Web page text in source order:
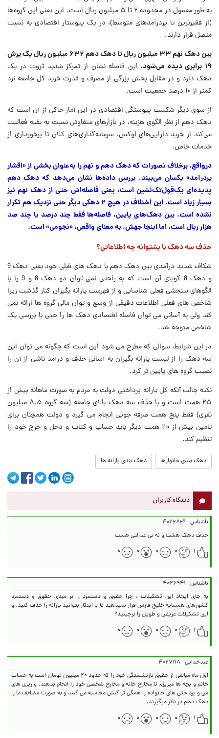
به طور معمول در محدوده ۲ تا ۵ میلیون ریال است. این یعنی این گروه‌ها
(از فقیرترین تا پردرآمدهای متوسط)، در یک پیوستار اقتصادی به نسبت
متصل قرار دارند.
بین دهک نهم ۳۳ میلیون ریال تا دهک دهم ۶۳۲ میلیون ریال یک پرش
۱۹ برابری دیده می‌شود.
این فاصله نشان از تمرکز شدید ثروت در یک
دهک دارد و در مقابل بخش بزرگی از مصرف و قدرت خرید کل جامعه نزد
کمتر از ۱۰ درصد جمعیت است.
از سوی دیگر شکست پیوستگی اقتصادی در این آمار حاکی از آن است که
دهک دهم از نظر الگوی هزینه، در بازارهای متفاوتی نسبت به بقیه فعالیت
می‌کند از خرید دارایی‌های لوکس، سرمایه‌گذاری‌های کلان تا برخورداری از
خدمات خاص.
درواقع، برخلاف تصورات که دهک دهم و نهم را به‌عنوان بخشی از «اقشار
پردرآمد» یکسان می‌بیند، بررسی داده‌ها نشان می‌دهد که دهک دهم
پدیده‌ای یک‌قول‌تک‌نشین است، یعنی فاصله‌اش حتی از دهک نهم نیز
بسیار زیاد است.
این اختلاف در هیچ ۲ دهکی دیگر حتی نزدیک هم تکرار
نشده است. بین دهک‌های پایین، فاصله‌ها فقط چند درصد یا چند صد
هزار ریال است، اما اینجا جهش، به معنای واقعی، «نجومی» است.
حذف سه دهک با پشتوانه چه اطلاعاتی؟
شکاف شدید درآمدی بین دهک دهم با دهک های قبلی خود یعنی دهک 9
و دهک 8 گویای آن است که به راحتی نمی توان دو دهک 8 و 9 را با
الگوهای سنجشی فعلی شناسایی و از فهرست یارانه بگیران کنار گذشت زیرا
شاخص های فعلی اطلاعات دقیقی از وسع و توان مالی گروه ها ارائه نمی
کند ولی به آسانی می توان فاصله اقتصادی دهک ها را حتی با بررسی یک
شاخص متوجه شد.
در این شرایط، سوالی که مطرح می شود این است که چگونه می توان این
سه دهک را از لیست یارانه بگیران به آسانی حذف و درآمد ناشی از آن را
نصیب گروه های پایین تر کرد.
نکته جالب آنکه کل یارانه پرداختی دولت به مردم به صورت ماهانه بیش از
۲۵ همت است و با حذف سه دهک بالای جامعه (سه گروه ۸.۵ میلیون
نفری) فقط پنج همت صرفه جویی انجام می گیرد و دولت همچنان برای
تامین بیش از ۲۰ همت دیگر باید حساب و کتاب و دخل و خرج خود را
تنظیم کند.
دهک بندی خانوارها دهک بندی یارانه ها
دیدگاه کاربران
ناشناس ۴۰۲۶۸۶۹
حذف دهک هشت و نه بی عدالتی هست
۱
۰ ۰ ۰ ۰
ناشناس ۴۰۲۶۹۴۱
به جای ایجاد این تشکیلات ، چرا حقوق و دستمزد را بر مبنای حقوق و دستمزد
کشورهای همسایه خلیج فارس قرار نمیدهید تا با اینکار بتوانید یارانه را حذف کنید. و
این تشکیلات عریض و طویل را برچینید؟
۱
۰ ۰ ۰ ۰
عبدخدایی ۴۰۲۷۱۱۸
اول ماه مبالغی از حقوق بازنشستگی خود را که حدود ۲۰ میلیون تومان است به حساب
خانم و بچه ها میریزم تا مخارج خانه و مخارج شخصی خود را انجام بدهند. واریزی های
من و پرداختی های خانواده را همگی تراکنش محاسبه می کنند و به صورت مضاعف ما را
دهک دهم در نظر میگیرند.
۱
۰ ۰ ۰ ۰